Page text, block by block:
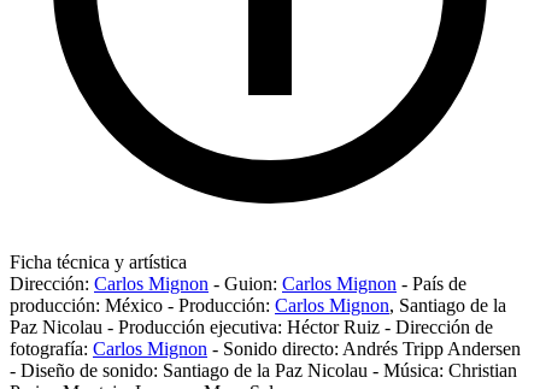
Ficha técnica y artística
Dirección: Carlos Mignon - Guion: Carlos Mignon - País de
producción: México - Producción: Carlos Mignon, Santiago de la
Paz Nicolau - Producción ejecutiva: Héctor Ruiz - Dirección de
fotografía: Carlos Mignon - Sonido directo: Andrés Tripp Andersen
- Diseño de sonido: Santiago de la Paz Nicolau - Música: Christian